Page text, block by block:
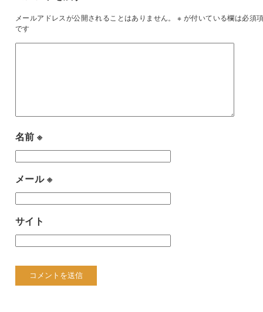
メールアドレスが公開されることはありません。 ※ が付いている欄は必須
です
名前※
メール※
サイト